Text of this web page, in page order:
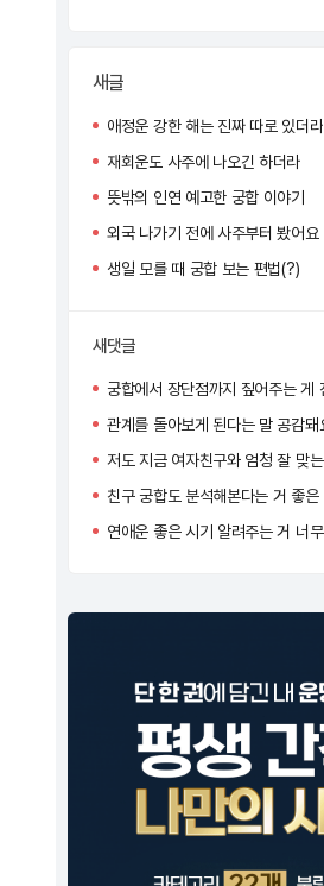
새글
애정운 강한 해는 진짜 따로 있더라
재회운도 사주에 나오긴 하더라
뜻밖의 인연 예고한 궁합 이야기
외국 나가기 전에 사주부터 봤어요
생일 모를 때 궁합 보는 편법(?)
새댓글